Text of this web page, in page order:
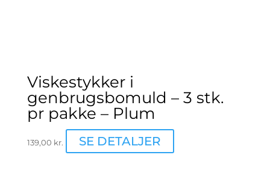
Viskestykker i
genbrugsbomuld – 3 stk.
pr pakke – Plum
139,00 kr. SE DETALJER